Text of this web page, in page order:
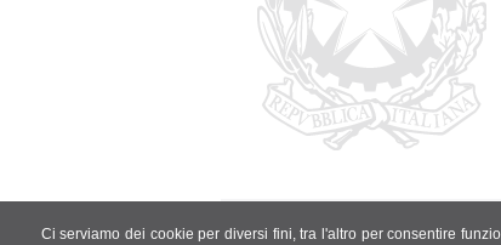
Ci serviamo dei cookie per diversi fini, tra l'altro per consentire
Via Nazionale n.122 - Colico,LC